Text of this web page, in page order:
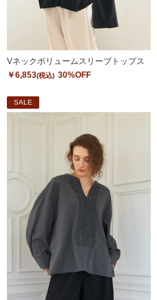
Vネックボリュームスリーブトップス
￥6,853(税込) 30%OFF
SALE